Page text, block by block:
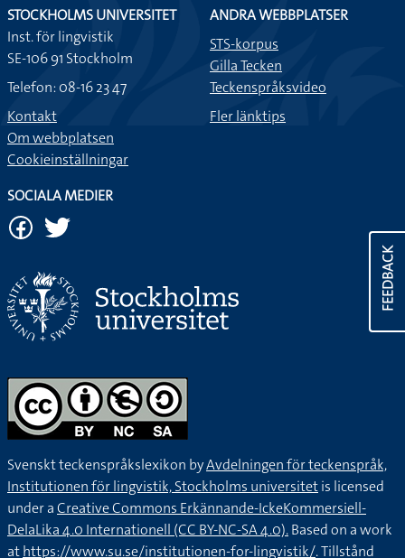
FEEDBACK
STOCKHOLMS UNIVERSITET
Inst. för lingvistik
SE-106 91 Stockholm
Telefon: 08-16 23 47
Kontakt
Om webbplatsen
Cookieinställningar
ANDRA WEBBPLATSER
STS-korpus
Gilla Tecken
Teckenspråksvideo
Fler länktips
SOCIALA MEDIER
Svenskt teckenspråkslexikon byAvdelningen för teckenspråk,
Institutionen för lingvistik, Stockholms universitetis licensed
under aCreative Commons Erkännande-IckeKommersiell-
DelaLika 4.0 Internationell (CC BY-NC-SA 4.0).Based on a work
athttps://www.su.se/institutionen-for-lingvistik/. Tillstånd